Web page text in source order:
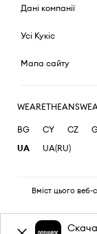
Дані компанії
Усі Кукіс
Мапа сайту
BG CY CZ
UA
UA(RU)
Вміст цього